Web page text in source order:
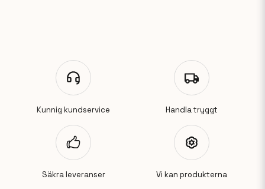
Kunnig kundservice Handla tryggt
Säkra leveranser Vi kan produkterna